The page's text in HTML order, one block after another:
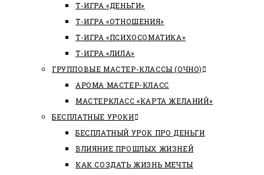
Т-ИГРА «ДЕНЬГИ»
Т-ИГРА «ОТНОШЕНИЯ»
Т-ИГРА «ПСИХОСОМАТИКА»
Т-ИГРА «ЛИЛА»
ГРУППОВЫЕ МАСТЕР-КЛАССЫ (ОЧНО)
АРОМА МАСТЕР-КЛАСС
МАСТЕРКЛАСС «КАРТА ЖЕЛАНИЙ»
БЕСПЛАТНЫЕ УРОКИ
БЕСПЛАТНЫЙ УРОК ПРО ДЕНЬГИ
ВЛИЯНИЕ ПРОШЛЫХ ЖИЗНЕЙ
КАК СОЗДАТЬ ЖИЗНЬ МЕЧТЫ